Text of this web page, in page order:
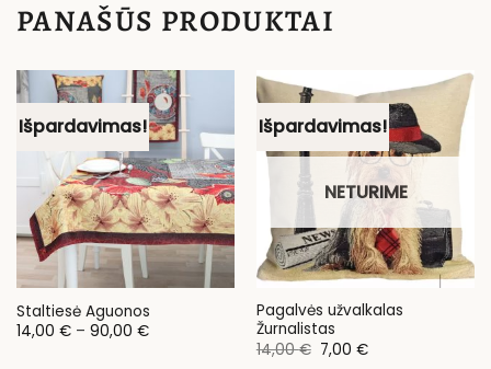
PANAŠŪS PRODUKTAI
Išpardavimas!
Staltiesė Aguonos
14,00 € – 90,00 €Price
Išpardavimas!
NETURIME
Pagalvės užvalkalas
Žurnalistas
14,00€ Original
price
7,00 €Current